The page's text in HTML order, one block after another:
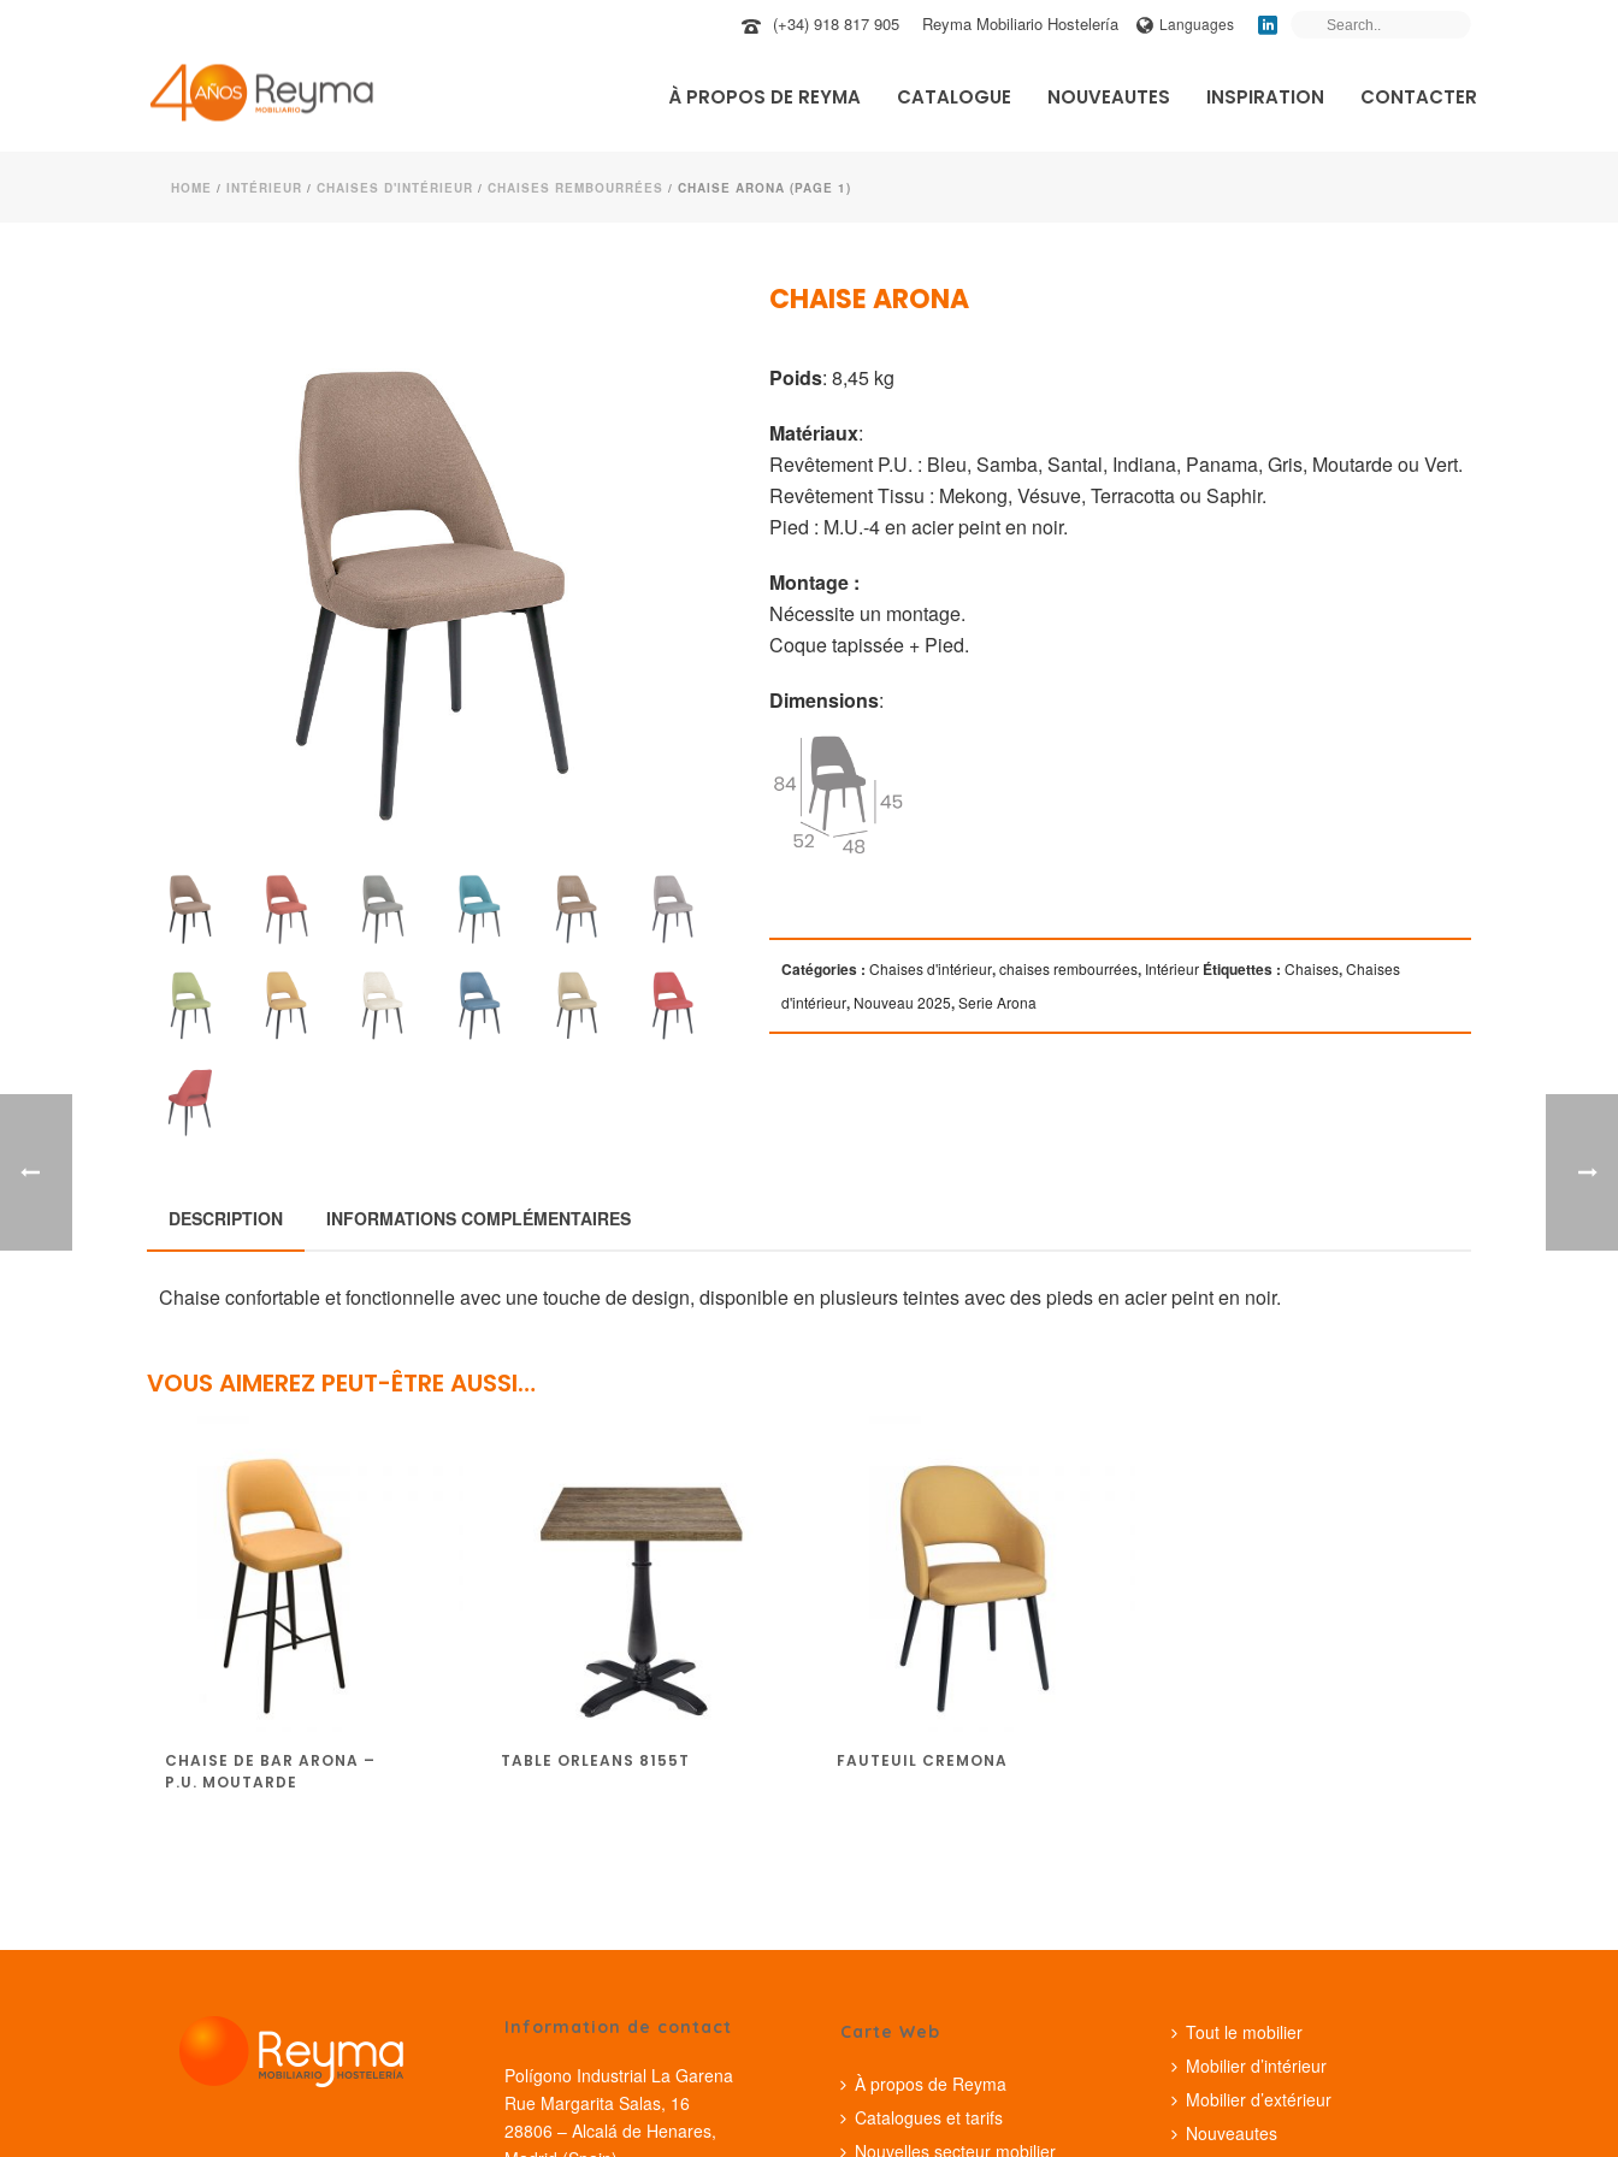
(+34) 918 817 905 Reyma Mobiliario Hostelería Languages
À PROPOS DE REYMA CATALOGUE NOUVEAUTES INSPIRATION CONTACTER
HOME / INTÉRIEUR / CHAISES D'INTÉRIEUR / CHAISES REMBOURRÉES / CHAISE ARONA (PAGE 1)
CHAISE ARONA
Poids: 8,45 kg
Matériaux:
Revêtement P.U. : Bleu, Samba, Santal, Indiana, Panama, Gris, Moutarde ou Vert.
Revêtement Tissu : Mekong, Vésuve, Terracotta ou Saphir.
Pied : M.U.-4 en acier peint en noir.
Montage :
Nécessite un montage.
Coque tapissée + Pied.
Dimensions:
Catégories : Chaises d'intérieur,chaises rembourrées, Intérieur Étiquettes : Chaises,Chaises
d'intérieur, Nouveau 2025,Serie Arona
DESCRIPTION INFORMATIONS COMPLÉMENTAIRES
Chaise confortable et fonctionnelle avec une touche de design, disponible en plusieurs teintes avec des pieds en acier peint en noir.
VOUS AIMEREZ PEUT-ÊTRE AUSSI…
CHAISE DE BAR ARONA –
P.U. MOUTARDE
TABLE ORLEANS 8155T FAUTEUIL CREMONA
Information de contact
Polígono Industrial La Garena
Rue Margarita Salas, 16
28806 – Alcalá de Henares,
Carte Web
À propos de Reyma
Catalogues et tarifs
Nouvelles secteur mobilier
Tout le mobilier
Mobilier d’intérieur
Mobilier d’extérieur
Nouveautes